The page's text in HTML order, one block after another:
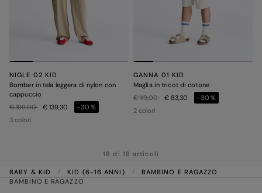
NIGLE 02 KID
Bomber in tela leggera di nylon con
cappuccio
Prezzo ridotto da
€ 199,00a € 139,30
-30%
3 colori
GANNA 01 KID
Maglia in tricot di cotone
Prezzo ridotto da
€ 119,00a € 83,30
-30%
2 colori
18 di 18 articoli
BABY & KID KID (6-16 ANNI)
BAMBINO E RAGAZZO
BAMBINO E RAGAZZO